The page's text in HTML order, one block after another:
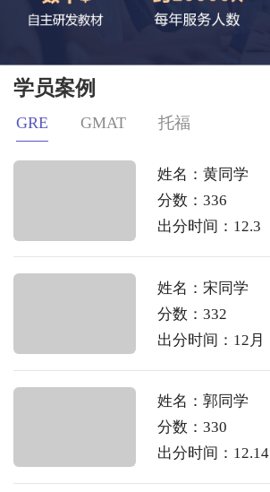
学员案例
GRE
GMAT 托福
姓名：黄同学
分数：336
出分时间：12.3
姓名：宋同学
分数：332
出分时间：12月
姓名：郭同学
分数：330
出分时间：12.14